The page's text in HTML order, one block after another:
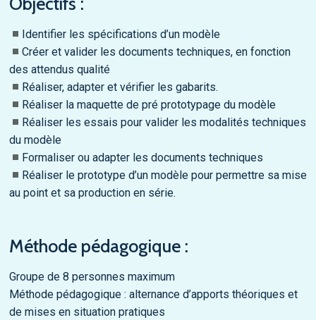
Identifier les spécifications d’un modèle
Créer et valider les documents techniques, en fonction
des attendus qualité
Réaliser, adapter et vérifier les gabarits.
Réaliser la maquette de pré prototypage du modèle
Réaliser les essais pour valider les modalités techniques
du modèle
Formaliser ou adapter les documents techniques
Réaliser le prototype d’un modèle pour permettre sa mise
au point et sa production en série.
Méthode pédagogique :
Groupe de 8 personnes maximum
Méthode pédagogique : alternance d’apports théoriques et
de mises en situation pratiques